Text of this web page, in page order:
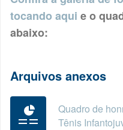
tocando aqui e o
abaixo:
Arquivos anexos
Quadro de
Tênis